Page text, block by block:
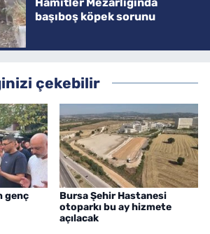
başıboş köpek sorunu
çekebilir
genç
Bursa Şehir Hastanesi
otoparkı bu ay hizmete
açılacak